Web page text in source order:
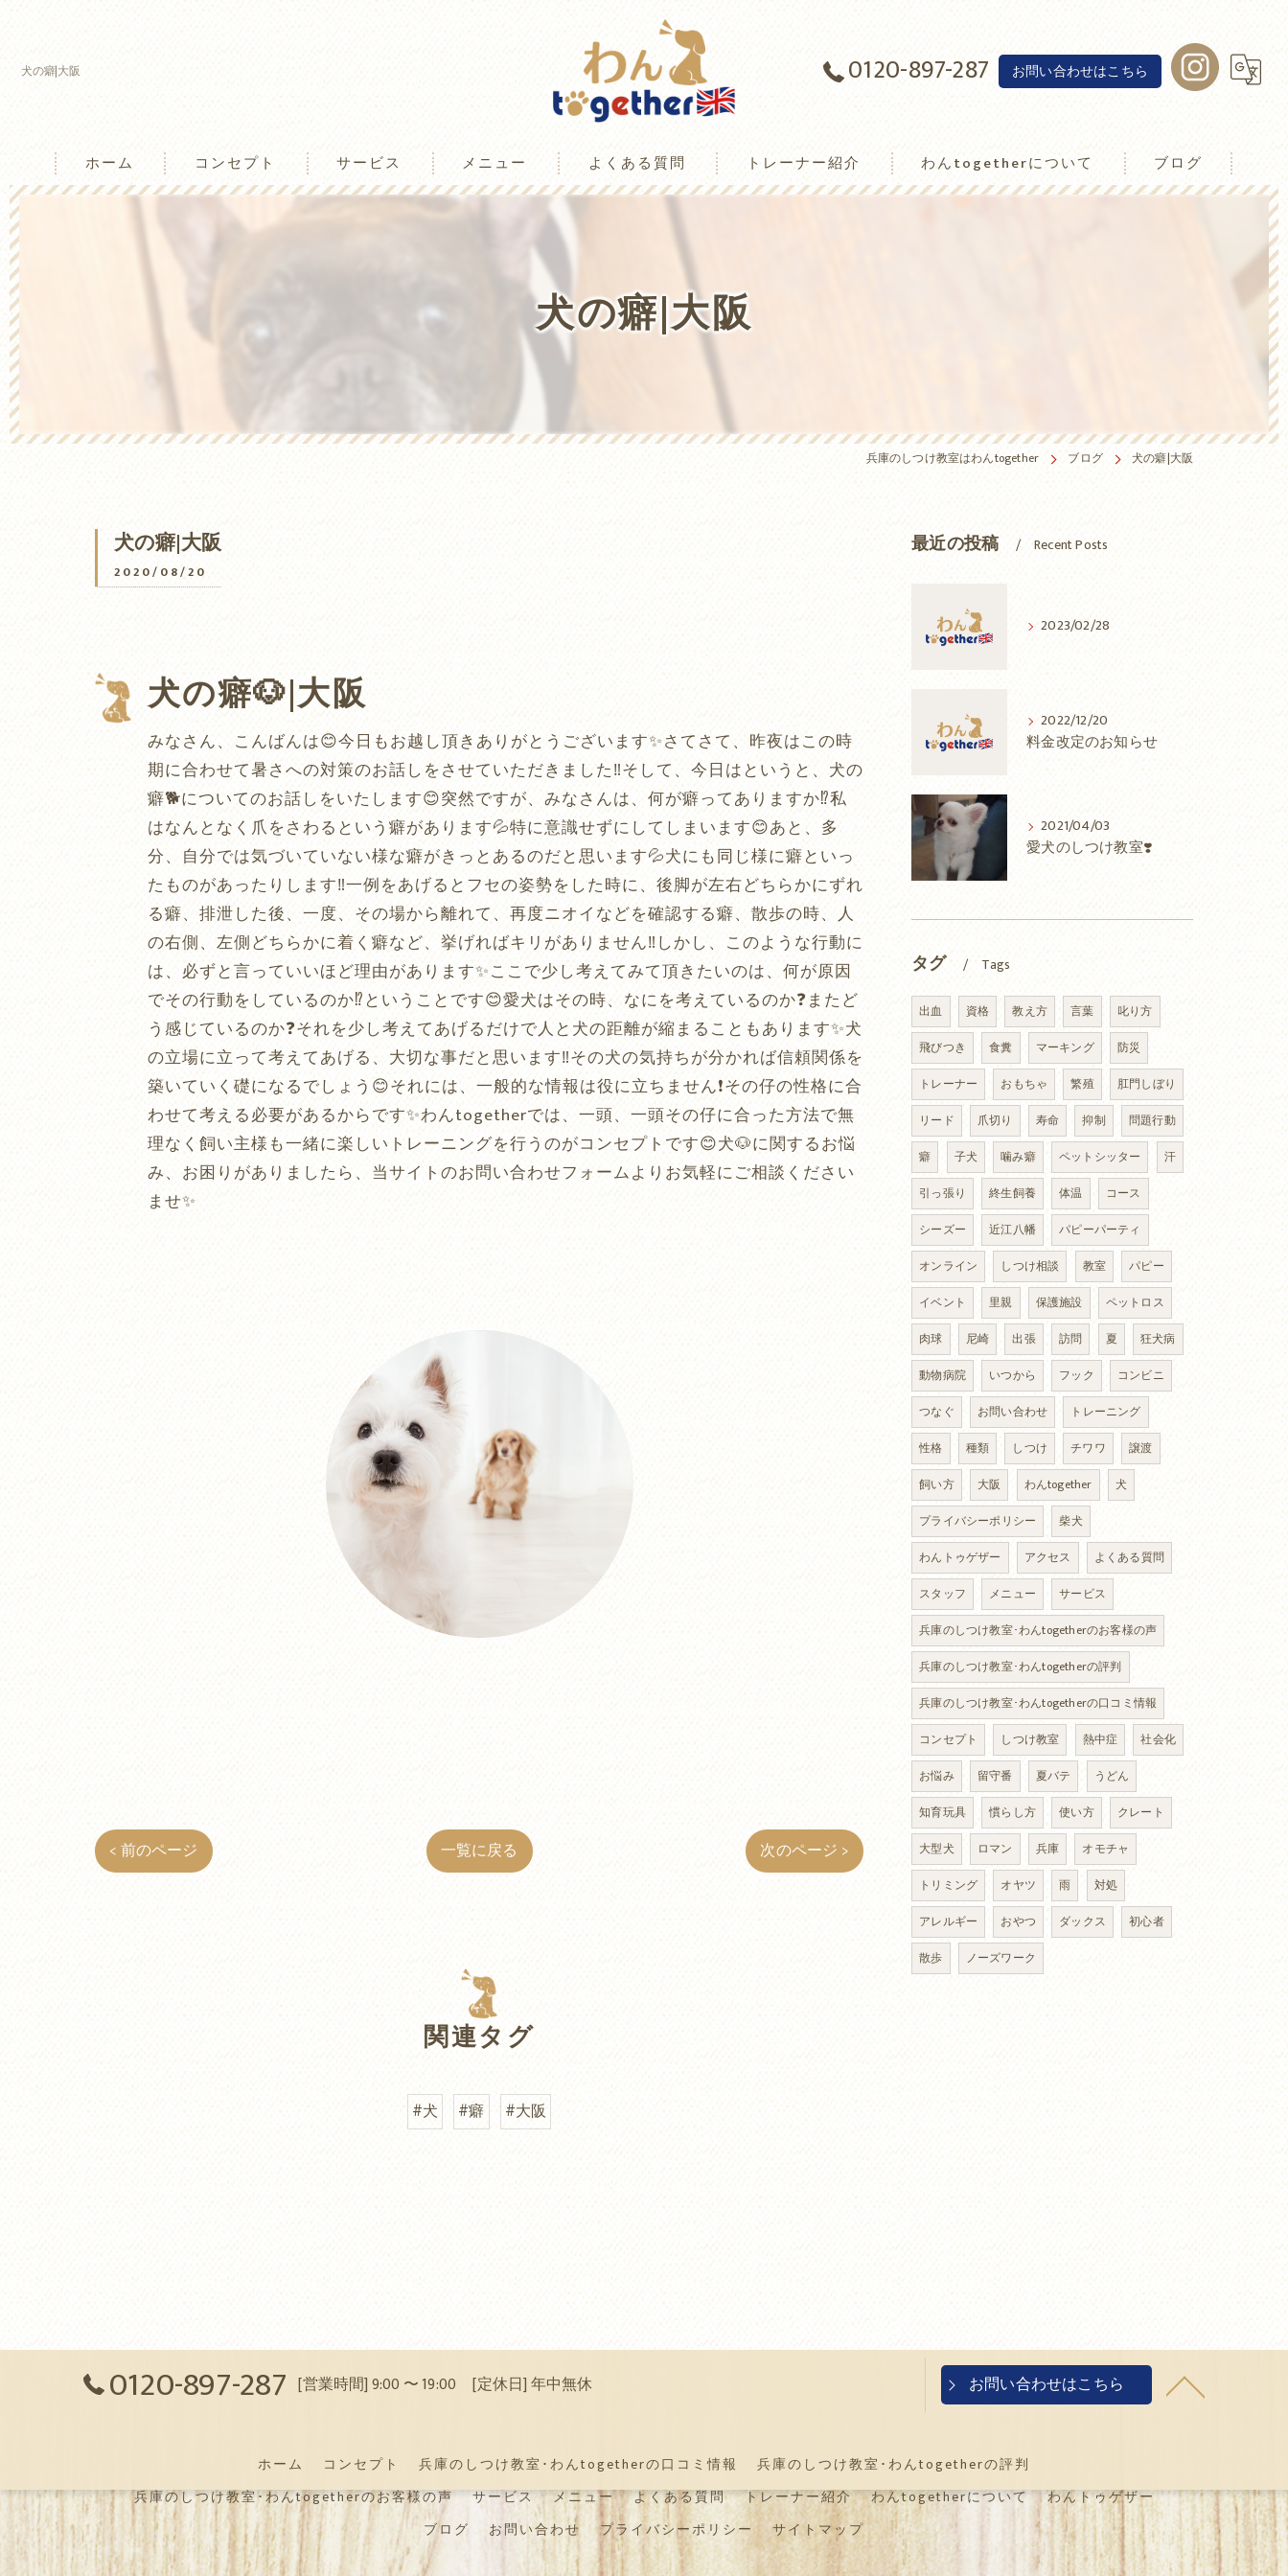
犬の癖|大阪 0120-897-287 お問い合わせはこちら
ホーム コンセプト
兵庫のしつけ教室･わんtogetherの口コミ情報
兵庫のしつけ教室･わんtogetherのお客様の声
サービス メニュー よくある質問 トレーナー紹介 わんtogetherについて ブログ
犬の癖|大阪
兵庫のしつけ教室はわんtogether ブログ 犬の癖|大阪
犬の癖|大阪
2020/08/20
みなさん、こんばんは😊今日もお越し頂きありがとうございます✨さてさて、昨夜はこの時
期に合わせて暑さへの対策のお話しをさせていただきました‼️そして、今日はというと、犬の
癖🐕についてのお話しをいたします😊突然ですが、みなさんは、何が癖ってありますか⁉️私
はなんとなく爪をさわるという癖があります💦特に意識せずにしてしまいます😊あと、多
分、自分では気づいていない様な癖がきっとあるのだと思います💦犬にも同じ様に癖といっ
たものがあったりします‼️一例をあげるとフセの姿勢をした時に、後脚が左右どちらかにずれ
る癖、排泄した後、一度、その場から離れて、再度ニオイなどを確認する癖、散歩の時、人
の右側、左側どちらかに着く癖など、挙げればキリがありません‼️しかし、このような行動に
は、必ずと言っていいほど理由があります✨ここで少し考えてみて頂きたいのは、何が原因
でその行動をしているのか⁉️ということです😊愛犬はその時、なにを考えているのか❓またど
う感じているのか❓それを少し考えてあげるだけで人と犬の距離が縮まることもあります✨犬
の立場に立って考えてあげる、大切な事だと思います‼️その犬の気持ちが分かれば信頼関係を
築いていく礎になるでしょう😊それには、一般的な情報は役に立ちません❗️その仔の性格に合
わせて考える必要があるからです✨わんtogetherでは、一頭、一頭その仔に合った方法で無
理なく飼い主様も一緒に楽しいトレーニングを行うのがコンセプトです😊犬🐶に関するお悩
み、お困りがありましたら、当サイトのお問い合わせフォームよりお気軽にご相談ください
ませ✨
犬の癖🐶|大阪
< 前のページ 一覧に戻る 次のページ >
関連タグ
#犬 #癖 #大阪
最近の投稿 Recent Posts
2023/02/28
2022/12/20
料金改定のお知らせ
2021/04/03
愛犬のしつけ教室❣️
タグ Tags
出血 資格 教え方 言葉
叱り方
飛びつき
食糞 マーキング
防災
トレーナー
おもちゃ 繁殖
肛門しぼり
リード
爪切り 寿命 抑制
問題行動
癖
子犬 噛み癖 ペットシッター
汗
引っ張り
終生飼養 体温
コース
シーズー
近江八幡
パピーパーティ
オンライン
しつけ相談 教室
パピー
イベント
里親 保護施設
ペットロス
肉球
尼崎 出張 訪問 夏
狂犬病
動物病院
いつから フック
コンビニ
つなぐ
お問い合わせ
トレーニング
性格
種類 しつけ チワワ
譲渡
飼い方
大阪 わんtogether
犬
プライバシーポリシー
柴犬
わんトゥゲザー
アクセス
よくある質問
スタッフ
メニュー
サービス
兵庫のしつけ教室･わんtogetherのお客様の声
兵庫のしつけ教室･わんtogetherの評判
兵庫のしつけ教室･わんtogetherの口コミ情報
コンセプト
しつけ教室 熱中症
社会化
お悩み
留守番 夏バテ
うどん
知育玩具
慣らし方 使い方
クレート
大型犬
ロマン 兵庫
オモチャ
トリミング
オヤツ 雨
対処
アレルギー
おやつ ダックス
初心者
散歩
ノーズワーク
0120-897-287 [営業時間] 9:00 〜 19:00 [定休日] 年中無休 お問い合わせはこちら
ホーム コンセプト 兵庫のしつけ教室･わんtogetherの口コミ情報
兵庫のしつけ教室･わんtogetherの評判
兵庫のしつけ教室･わんtogetherのお客様の声
サービス メニュー よくある質問 トレーナー紹介 わんtogetherについて
わんトゥゲザー
ブログ
お問い合わせ プライバシーポリシー サイトマップ